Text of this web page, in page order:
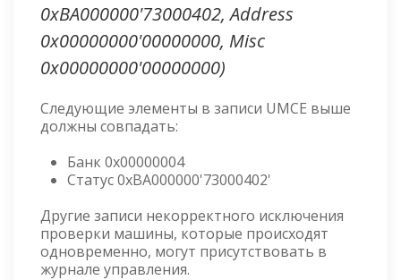
0xBA000000'73000402, Address
0x00000000'00000000, Misc
0x00000000'00000000)
Следующие элементы в записи UMCE выше
должны совпадать:
Банк 0x00000004
Статус 0xBA000000'73000402'
Другие записи некорректного исключения
проверки машины, которые происходят
одновременно, могут присутствовать в
журнале управления.